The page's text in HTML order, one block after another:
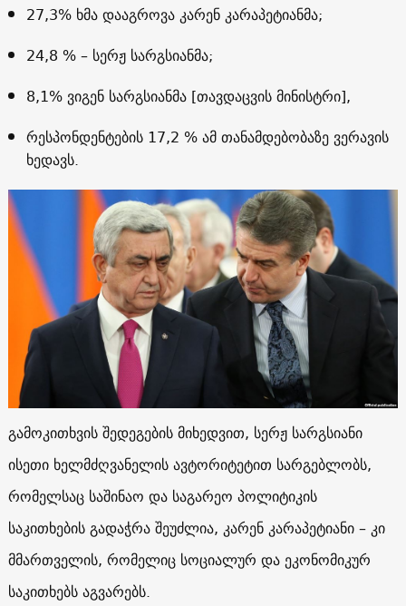
27,3% ხმა დააგროვა კარენ კარაპეტიანმა;
24,8 % – სერჟ სარგსიანმა;
8,1% ვიგენ სარგსიანმა [თავდაცვის მინისტრი],
რესპონდენტების 17,2 % ამ თანამდებობაზე ვერავის
ხედავს.
გამოკითხვის შედეგების მიხედვით, სერჟ სარგსიანი
ისეთი ხელმძღვანელის ავტორიტეტით სარგებლობს,
რომელსაც საშინაო და საგარეო პოლიტიკის
საკითხების გადაჭრა შეუძლია, კარენ კარაპეტიანი – კი
მმართველის, რომელიც სოციალურ და ეკონომიკურ
საკითხებს აგვარებს.